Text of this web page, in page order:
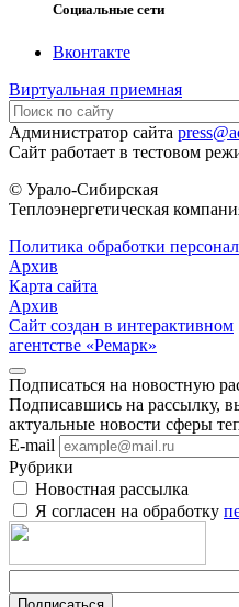
Социальные сети
Вконтакте
Виртуальная приемная
Администратор сайта
Сайт работает в тестовом
© Урало-Сибирская
Теплоэнергетическая
Политика обработки
Архив
Карта сайта
Архив
Сайт создан в интерактивном
агентстве «Ремарк»
Подписаться на новостную
Подписавшись на рассылку,
актуальные новости сферы
E-mail
Рубрики
Новостная рассылка
Я согласен на обработку